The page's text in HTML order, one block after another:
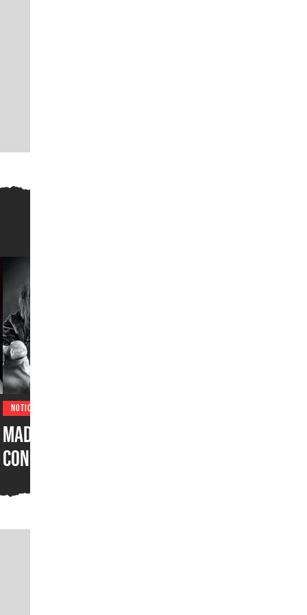
NOTICIAS
Madden NFL 27 sorprende
con soundtrack metalero:
más grupos están en la